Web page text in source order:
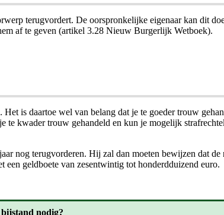
terugvordert. De oorspronkelijke eigenaar kan dit
af te geven (artikel 3.28 Nieuw Burgerlijk Wetboek).
is daartoe wel van belang dat je te goeder trouw
te kwader trouw gehandeld en kun je mogelijk
nog terugvorderen. Hij zal dan moeten bewijzen dat
geldboete van zesentwintig tot honderdduizend euro.
nodig?